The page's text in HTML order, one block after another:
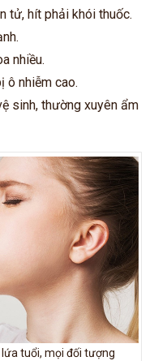
tử, hít phải khói thuốc.
nhiều.
ô nhiễm cao.
sinh, thường xuyên ẩm
tuổi, mọi đối tượng